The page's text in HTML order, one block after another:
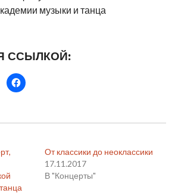
музыки и танца
ССЫЛКОЙ:
От классики до неоклассики
17.11.2017
В "Концерты"